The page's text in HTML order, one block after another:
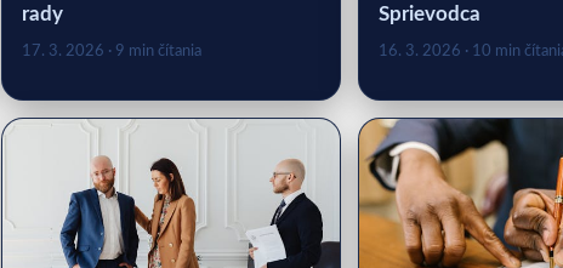
rady
17. 3. 2026 · 9 min čítania
Sprievodca
16. 3. 2026 · 10 min